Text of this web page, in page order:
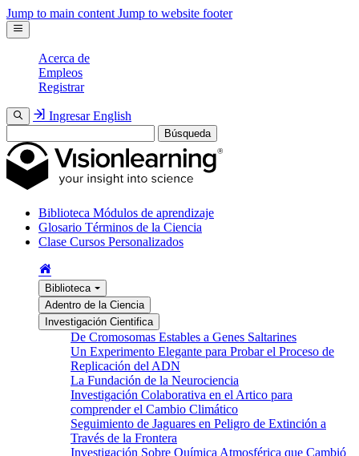
Jump to main content Jump to website footer
Acerca de
Empleos
Registrar
Ingresar English
Búsqueda
Biblioteca Módulos de aprendizaje
Glosario Términos de la Ciencia
Clase Cursos Personalizados
Biblioteca
Adentro de la Ciencia
Investigación Cientifica
De Cromosomas Estables a Genes Saltarines
Un Experimento Elegante para Probar el Proceso de
Replicación del ADN
La Fundación de la Neurociencia
Investigación Colaborativa en el Artico para
comprender el Cambio Climático
Seguimiento de Jaguares en Peligro de Extinción a
Través de la Frontera
Investigación Sobre Química Atmosférica que Cambió